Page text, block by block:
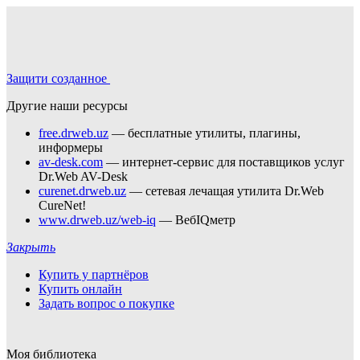
Защити созданное
Другие наши ресурсы
free.drweb.uz — бесплатные утилиты, плагины,
информеры
av-desk.com — интернет-сервис для поставщиков услуг
Dr.Web AV-Desk
curenet.drweb.uz — сетевая лечащая утилита Dr.Web
CureNet!
www.drweb.uz/web-iq — ВебIQметр
Закрыть
Купить у партнёров
Купить онлайн
Задать вопрос о покупке
Моя библиотека